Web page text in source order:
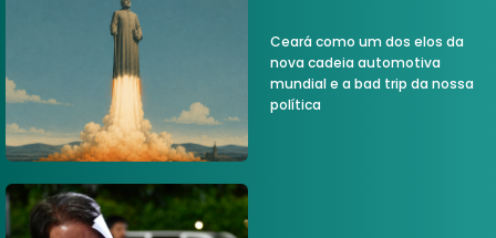
Ceará como um dos elos da
nova cadeia automotiva
mundial e a bad trip da nossa
política